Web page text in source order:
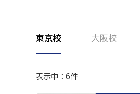
東京校 大阪校
表示中： 6件